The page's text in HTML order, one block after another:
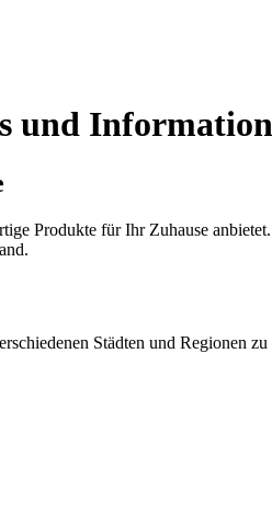
und
Produkte für Ihr Zuhause
Städten und Regionen